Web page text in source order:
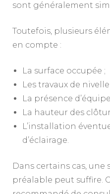
sont généralement
Toutefois, plusieurs
en compte :
La surface occupée ;
Les travaux de
La présence
La hauteur des
L’installation
d’éclairage.
Dans certains cas,
préalable peut suffire.